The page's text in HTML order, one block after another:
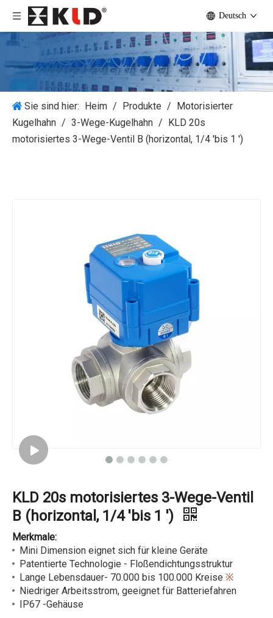
Deutsch
Sie sind hier: Heim / Produkte / Motorisierter
Kugelhahn / 3-Wege-Kugelhahn / KLD 20s
motorisiertes 3-Wege-Ventil B (horizontal, 1/4 'bis 1 ')
KLD 20s motorisiertes 3-Wege-Ventil
B (horizontal, 1/4 'bis 1 ')
Merkmale:
Mini Dimension eignet sich für kleine Geräte
Patentierte Technologie - Floßendichtungsstruktur
Lange Lebensdauer- 70.000 bis 100.000 Kreise ※
Niedriger Arbeitsstrom, geeignet für Batteriefahren
IP67 -Gehäuse